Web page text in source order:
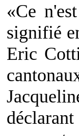
«Ce
signifié
Eric